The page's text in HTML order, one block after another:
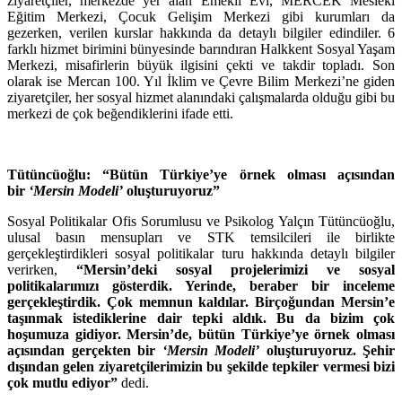
Eğitim Merkezi, Çocuk Gelişim Merkezi gibi kurumları da
gezerken, verilen kurslar hakkında da detaylı bilgiler edindiler. 6
farklı hizmet birimini bünyesinde barındıran Halkkent Sosyal Yaşam
Merkezi, misafirlerin büyük ilgisini çekti ve takdir topladı. Son
olarak ise Mercan 100. Yıl İklim ve Çevre Bilim Merkezi’ne giden
ziyaretçiler, her sosyal hizmet alanındaki çalışmalarda olduğu gibi bu
merkezi de çok beğendiklerini ifade etti.
Tütüncüoğlu: “Bütün Türkiye’ye örnek olması açısından
bir ‘Mersin Modeli’ oluşturuyoruz”
Sosyal Politikalar Ofis Sorumlusu ve Psikolog Yalçın Tütüncüoğlu,
ulusal basın mensupları ve STK temsilcileri ile birlikte
gerçekleştirdikleri sosyal politikalar turu hakkında detaylı bilgiler
verirken, “Mersin’deki sosyal projelerimizi ve sosyal
politikalarımızı gösterdik. Yerinde, beraber bir inceleme
gerçekleştirdik. Çok memnun kaldılar. Birçoğundan Mersin’e
taşınmak istediklerine dair tepki aldık. Bu da bizim çok
hoşumuza gidiyor. Mersin’de, bütün Türkiye’ye örnek olması
açısından gerçekten bir ‘Mersin Modeli’ oluşturuyoruz. Şehir
dışından gelen ziyaretçilerimizin bu şekilde tepkiler vermesi bizi
çok mutlu ediyor” dedi.